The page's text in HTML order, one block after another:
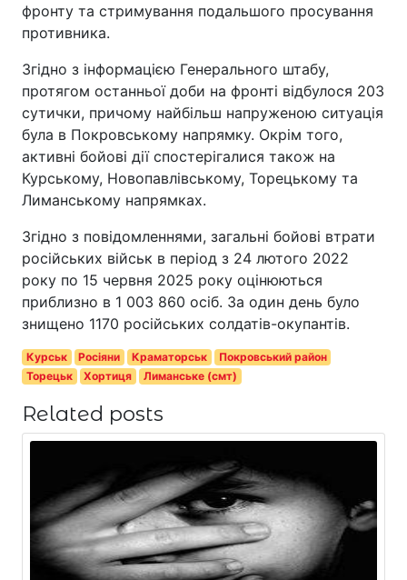
фронту та стримування подальшого просування
противника.
Згідно з інформацією Генерального штабу,
протягом останньої доби на фронті відбулося 203
сутички, причому найбільш напруженою ситуація
була в Покровському напрямку. Окрім того,
активні бойові дії спостерігалися також на
Курському, Новопавлівському, Торецькому та
Лиманському напрямках.
Згідно з повідомленнями, загальні бойові втрати
російських військ в період з 24 лютого 2022
року по 15 червня 2025 року оцінюються
приблизно в 1 003 860 осіб. За один день було
знищено 1170 російських солдатів-окупантів.
Курськ Росіяни Краматорськ
Покровський район
Торецьк
Хортиця Лиманське (смт)
Related posts